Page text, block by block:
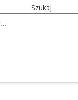
Szukaj